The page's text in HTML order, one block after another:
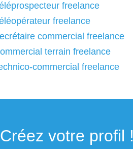
freelance
freelance
commercial freelance
terrain freelance
commercial freelance
votre profil !